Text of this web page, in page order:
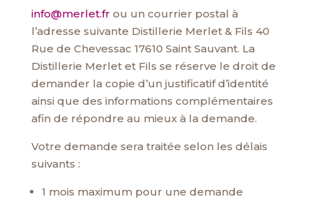
info@merlet.fr ou un courrier postal à
l’adresse suivante Distillerie Merlet & Fils 40
Rue de Chevessac 17610 Saint Sauvant. La
Distillerie Merlet et Fils se réserve le droit de
demander la copie d’un justificatif d’identité
ainsi que des informations complémentaires
afin de répondre au mieux à la demande.
Votre demande sera traitée selon les délais
suivants :
1 mois maximum pour une demande